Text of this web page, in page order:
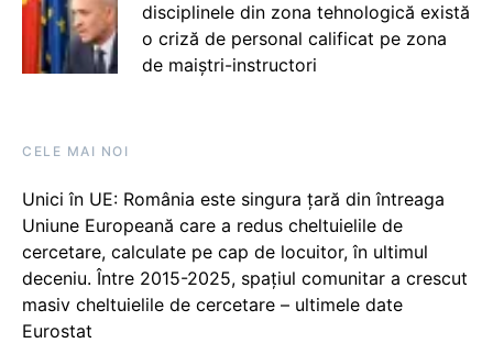
disciplinele din zona tehnologică există
o criză de personal calificat pe zona
de maiștri-instructori
CELE MAI NOI
Unici în UE: România este singura țară din întreaga
Uniune Europeană care a redus cheltuielile de
cercetare, calculate pe cap de locuitor, în ultimul
deceniu. Între 2015-2025, spațiul comunitar a crescut
masiv cheltuielile de cercetare – ultimele date
Eurostat